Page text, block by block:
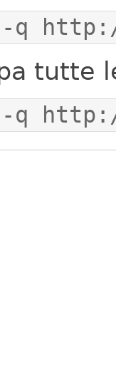
-q
tutte